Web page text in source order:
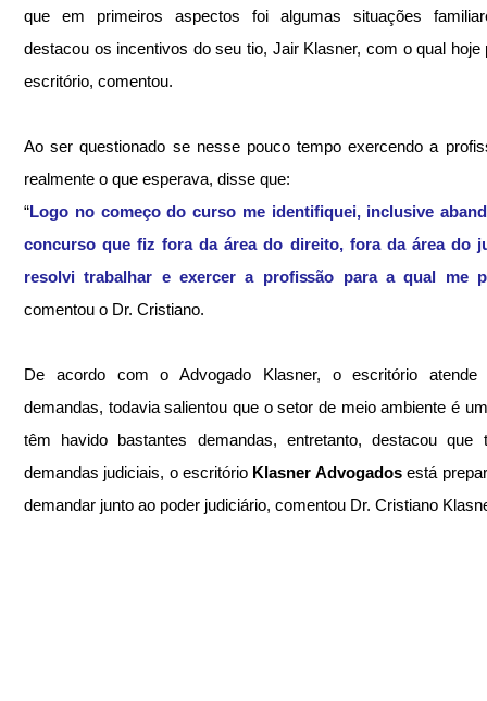
que em primeiros aspectos foi algumas situações
destacou os incentivos do seu tio, Jair Klasner, com o qual hoje
escritório, comentou.
Ao ser questionado se nesse pouco tempo exercendo a
realmente o que esperava, disse que:
“Logo no começo do curso me identifiquei, inclusive
concurso que fiz fora da área do direito, fora da área do
resolvi trabalhar e exercer a profissão para a qual me
comentou o Dr. Cristiano.
De acordo com o Advogado Klasner, o escritório atende
demandas, todavia salientou que o setor de meio ambiente é
têm havido bastantes demandas, entretanto, destacou que
demandas judiciais, o escritório Klasner Advogados está
demandar junto ao poder judiciário, comentou Dr. Cristiano